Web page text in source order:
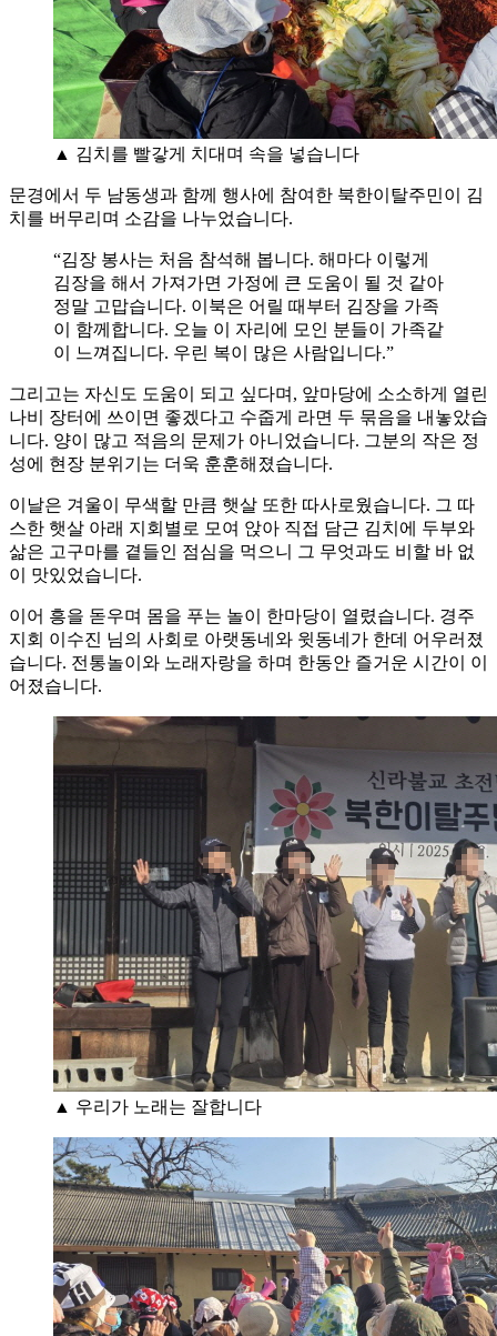
▲ 김치를 빨갛게 치대며 속을 넣습니다
문경에서 두 남동생과 함께 행사에 참여한 북한이탈주민이 김
치를 버무리며 소감을 나누었습니다.
“김장 봉사는 처음 참석해 봅니다. 해마다 이렇게
김장을 해서 가져가면 가정에 큰 도움이 될 것 같아
정말 고맙습니다. 이북은 어릴 때부터 김장을 가족
이 함께합니다. 오늘 이 자리에 모인 분들이 가족같
이 느껴집니다. 우린 복이 많은 사람입니다.”
그리고는 자신도 도움이 되고 싶다며, 앞마당에 소소하게 열린
나비 장터에 쓰이면 좋겠다고 수줍게 라면 두 묶음을 내놓았습
니다. 양이 많고 적음의 문제가 아니었습니다. 그분의 작은 정
성에 현장 분위기는 더욱 훈훈해졌습니다.
이날은 겨울이 무색할 만큼 햇살 또한 따사로웠습니다. 그 따
스한 햇살 아래 지회별로 모여 앉아 직접 담근 김치에 두부와
삶은 고구마를 곁들인 점심을 먹으니 그 무엇과도 비할 바 없
이 맛있었습니다.
이어 흥을 돋우며 몸을 푸는 놀이 한마당이 열렸습니다. 경주
지회 이수진 님의 사회로 아랫동네와 윗동네가 한데 어우러졌
습니다. 전통놀이와 노래자랑을 하며 한동안 즐거운 시간이 이
어졌습니다.
▲ 우리가 노래는 잘합니다